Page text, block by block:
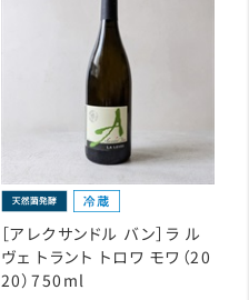
［アレクサンドル バン］ラ ル
ヴェ トラント トロワ モワ（20
20）750ml